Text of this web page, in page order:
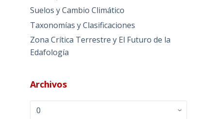
Suelos y Cambio Climático
Taxonomías y Clasificaciones
Zona Crítica Terrestre y El Futuro de la
Edafología
Archivos
Archivos